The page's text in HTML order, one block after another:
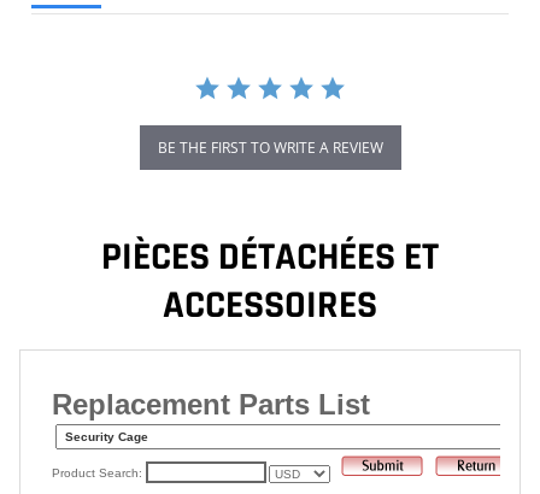
BE THE FIRST TO WRITE A REVIEW
PIÈCES DÉTACHÉES ET
ACCESSOIRES